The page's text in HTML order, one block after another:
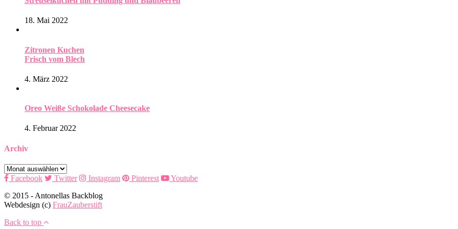
18. Mai 2022
Zitronen Kuchen
Frisch vom Blech
4. März 2022
Oreo Weiße Schokolade Cheesecake
4. Februar 2022
Archiv
Archiv
Facebook
Twitter Instagram Pinterest
Youtube
© 2015 - Antonellas Backblog
Webdesign (c) FrauZauberstift
Back to top